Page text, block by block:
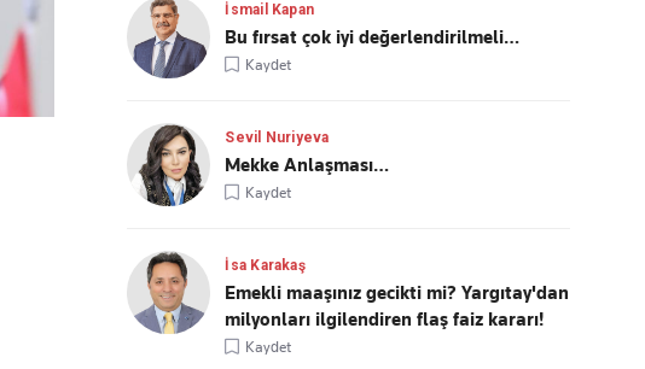
İsmail Kapan
Bu fırsat çok iyi değerlendirilmeli…
Kaydet
Sevil Nuriyeva
Mekke Anlaşması…
Kaydet
İsa Karakaş
Emekli maaşınız gecikti mi? Yargıtay'dan
milyonları ilgilendiren flaş faiz kararı!
Kaydet